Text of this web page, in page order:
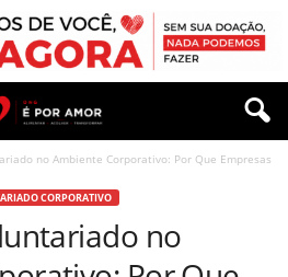
no Ambiente Corporativo: Por Que Empresas
CORPORATIVO
no